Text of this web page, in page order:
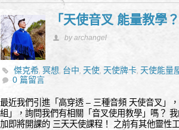
「天使音叉 能量教學
by archangel
傑克希,冥想, 台中, 天使, 天使牌卡, 天使能量
品,能量水晶飾品
0 篇留言
最近我們引進「高穿透 – 三種音頻 天使音叉」
組」，詢問我們有相關「音叉使用教學」嗎？
加即將開課的 三天天使課程！ 之前有其他靈性